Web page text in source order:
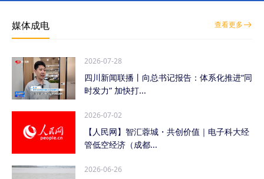
媒体成电 查看更多
2026-07-28
四川新闻联播丨向总书记报告：体系化推进“同
时发力” 加快打...
2026-07-02
【人民网】智汇蓉城・共创价值｜电子科大经
管低空经济（成都...
2026-06-26